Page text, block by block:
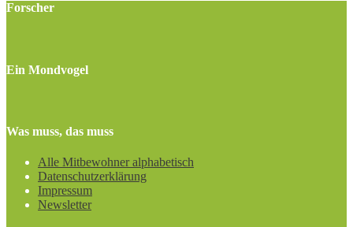
Forscher
Ein Mondvogel
Was muss, das muss
Alle Mitbewohner alphabetisch
Datenschutzerklärung
Impressum
Newsletter